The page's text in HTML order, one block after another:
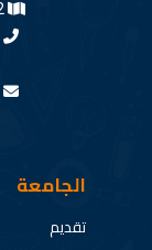
الجامعة
تقديم